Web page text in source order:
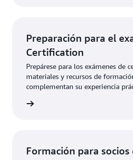
Preparación para el
Certification
Prepárese para los exámenes de
materiales y recursos de
complementan su experiencia
Formación para socios